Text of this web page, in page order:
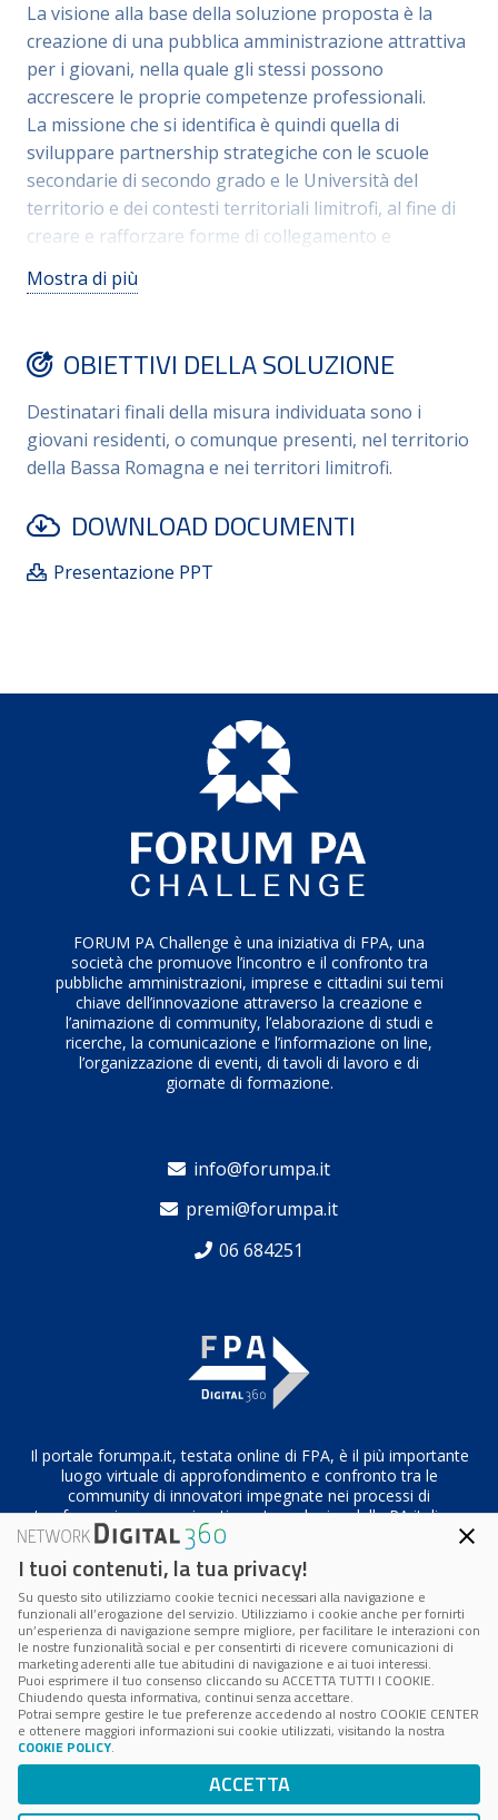
La visione alla base della soluzione proposta è la
creazione di una pubblica amministrazione attrattiva
per i giovani, nella quale gli stessi possono
accrescere le proprie competenze professionali.
La missione che si identifica è quindi quella di
sviluppare partnership strategiche con le scuole
secondarie di secondo grado e le Università del
territorio e dei contesti territoriali limitrofi, al fine di
creare e rafforzare forme di collegamento e
La soluzione proposta agisce in due direzioni:
sulla realtà dell’Unione dei Comuni della Bassa
Romagna rivolti agli studenti del territorio;
2) costruire progetti professionalizzanti multilivello
caratterizzati da percorsi per le competenze
trasversali e per l’orientamento (PCTO) e tirocini
universitari e post-universitari, valorizzabili in fase di
recruiting.
Mostra di più
OBIETTIVI DELLA SOLUZIONE
Destinatari finali della misura individuata sono i
giovani residenti, o comunque presenti, nel territorio
della Bassa Romagna e nei territori limitrofi.
DOWNLOAD DOCUMENTI
Presentazione PPT
FORUM PA Challenge è una iniziativa di FPA, una
società che promuove l’incontro e il confronto tra
pubbliche amministrazioni, imprese e cittadini sui temi
chiave dell’innovazione attraverso la creazione e
l’animazione di community, l’elaborazione di studi e
ricerche, la comunicazione e l’informazione on line,
l’organizzazione di eventi, di tavoli di lavoro e di
giornate di formazione.
info@forumpa.it
premi@forumpa.it
06 684251
Il portale forumpa.it, testata online di FPA, è il più importante
luogo virtuale di approfondimento e confronto tra le
community di innovatori impegnate nei processi di
trasformazione organizzativa e tecnologica della PA italiana
Codice Fiscale/Partita IVA n. 10693191008 – R.E.A. Roma n.
1249791
Privacy & Cookie Policy|Cookie Center
I tuoi contenuti, la tua privacy!
Su questo sito utilizziamo cookie tecnici necessari alla navigazione e
funzionali all’erogazione del servizio. Utilizziamo i cookie anche per fornirti
un’esperienza di navigazione sempre migliore, per facilitare le interazioni con
le nostre funzionalità social e per consentirti di ricevere comunicazioni di
marketing aderenti alle tue abitudini di navigazione e ai tuoi interessi.
Puoi esprimere il tuo consenso cliccando su ACCETTA TUTTI I COOKIE.
Chiudendo questa informativa, continui senza accettare.
Potrai sempre gestire le tue preferenze accedendo al nostro COOKIE CENTER
e ottenere maggiori informazioni sui cookie utilizzati, visitando la nostra
COOKIE POLICY.
ACCETTA